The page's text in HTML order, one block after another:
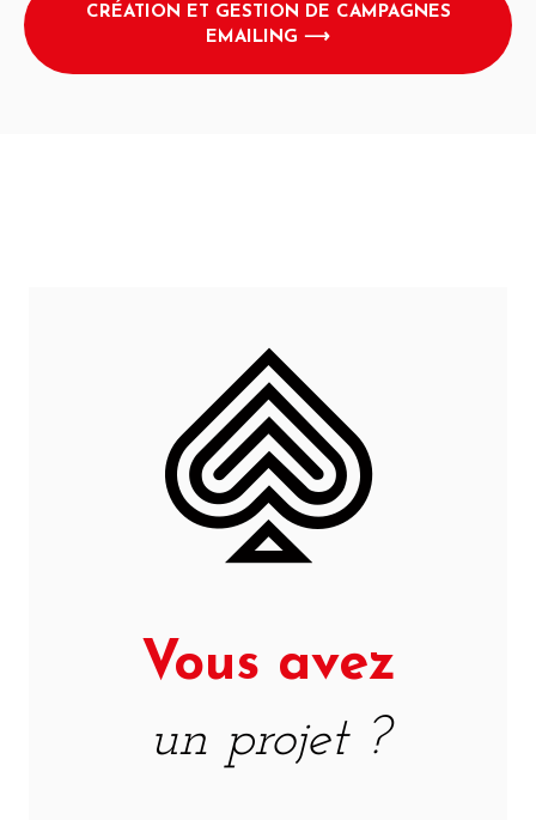
CRÉATION ET GESTION DE CAMPAGNES
EMAILING ⟶
Vous avez
un projet ?